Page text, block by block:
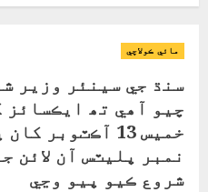
مائي ڪولاچي
سنڌ جي سينئر وزير
چيو آھي تھ
خميس 13
نمبر پليٽس آن لائن
شروع ڪيو پيو وڃي